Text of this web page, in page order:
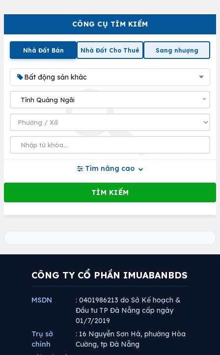
CÔNG CỤ TÌM KIẾM
Nhà Đất Bán Nhà Đất Cho Thuê Sang nhượng
Bất động sản khác
Tìm nâng cao
CÔNG TY CỔ PHẦN IMUABANBDS
MSDN
: 0401986213 do Sở Kế hoạch &
Đầu tư TP Đà Nẵng cấp ngày
01/7/2019
Trụ sở
chính
: 16 Nguyễn Sơn Hà, phường Hòa
Cường, tp Đà Nẵng